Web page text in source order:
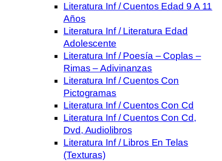
Literatura Inf / Cuentos Edad 9 A 11
Años
Literatura Inf / Literatura Edad
Adolescente
Literatura Inf / Poesía – Coplas –
Rimas – Adivinanzas
Literatura Inf / Cuentos Con
Pictogramas
Literatura Inf / Cuentos Con Cd
Literatura Inf / Cuentos Con Cd,
Dvd, Audiolibros
Literatura Inf / Libros En Telas
(Texturas)